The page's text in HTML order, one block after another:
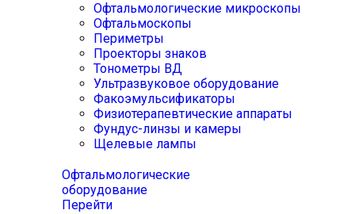
Офтальмологические микроскопы
Офтальмоскопы
Периметры
Проекторы знаков
Тонометры ВД
Ультразвуковое оборудование
Факоэмульсификаторы
Физиотерапевтические аппараты
Фундус-линзы и камеры
Щелевые лампы
Офтальмологические
оборудование
Перейти